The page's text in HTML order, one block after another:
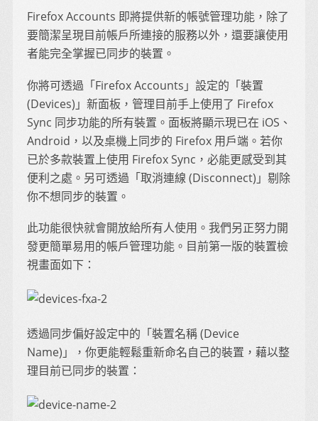
Firefox Accounts 即將提供新的帳號管理功能，除了
要簡潔呈現目前帳戶所連接的服務以外，還要讓使用
者能完全掌握已同步的裝置。
你將可透過「Firefox Accounts」設定的「裝置
(Devices)」新面板，管理目前手上使用了 Firefox
Sync 同步功能的所有裝置。面板將顯示現已在 iOS、
Android，以及桌機上同步的 Firefox 用戶端。若你
已於多款裝置上使用 Firefox Sync，必能更感受到其
便利之處。另可透過「取消連線 (Disconnect)」剔除
你不想同步的裝置。
此功能很快就會開放給所有人使用。我們另正努力開
發更簡單易用的帳戶管理功能。目前第一版的裝置檢
視畫面如下：
透過同步偏好設定中的「裝置名稱 (Device
Name)」，你更能輕鬆重新命名自己的裝置，藉以整
理目前已同步的裝置：